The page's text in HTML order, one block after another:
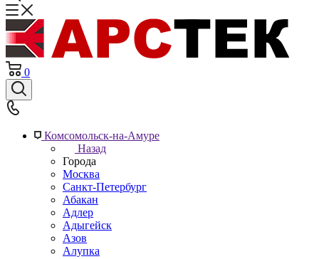
0
Комсомольск-на-Амуре
Назад
Города
Москва
Санкт-Петербург
Абакан
Адлер
Адыгейск
Азов
Алупка